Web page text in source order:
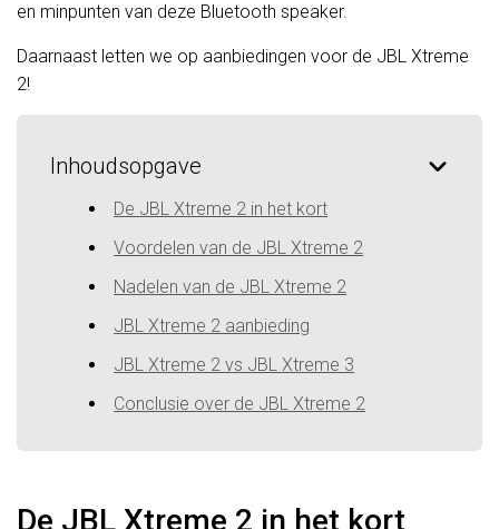
en minpunten van deze Bluetooth speaker.
Daarnaast letten we op aanbiedingen voor de JBL Xtreme
2!
Inhoudsopgave
De JBL Xtreme 2 in het kort
Voordelen van de JBL Xtreme 2
Nadelen van de JBL Xtreme 2
JBL Xtreme 2 aanbieding
JBL Xtreme 2 vs JBL Xtreme 3
Conclusie over de JBL Xtreme 2
De JBL Xtreme 2 in het kort